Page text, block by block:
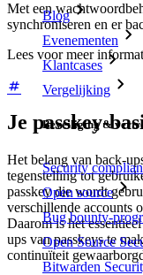
Blog
Evenementen
Klantcases
Vergelijking
Beveiliging &
Security
Open source
Bug bounty-
Open Source
Bitwarden
Met een
synchroniseren en er
Lees voor meer
Je passkey-
Het belang van back-
tegenstelling tot
passkey die wordt
verschillende accounts
Daarom is het
ups van passkeys te
continuïteit